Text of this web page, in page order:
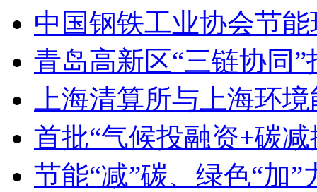
中国钢铁工业协会节
青岛高新区“三链协同
上海清算所与上海环
首批“气候投融资+碳
节能“减”碳、绿色“加